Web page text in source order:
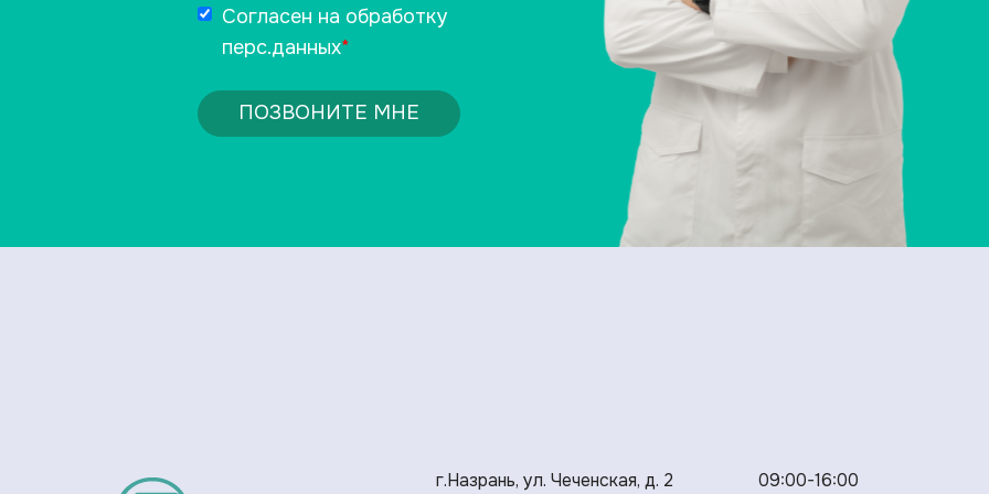
Согласен на обработку
перс.данных*
ПОЗВОНИТЕ МНЕ
г.Назрань, ул. Чеченская, д. 2 09:00-16:00